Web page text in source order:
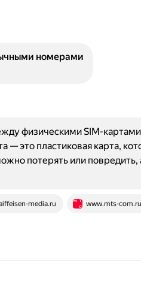
номерами
media.ru www.mts-com.ru
физическими SIM-картами
— это пластиковая карта,
потерять или повредить,